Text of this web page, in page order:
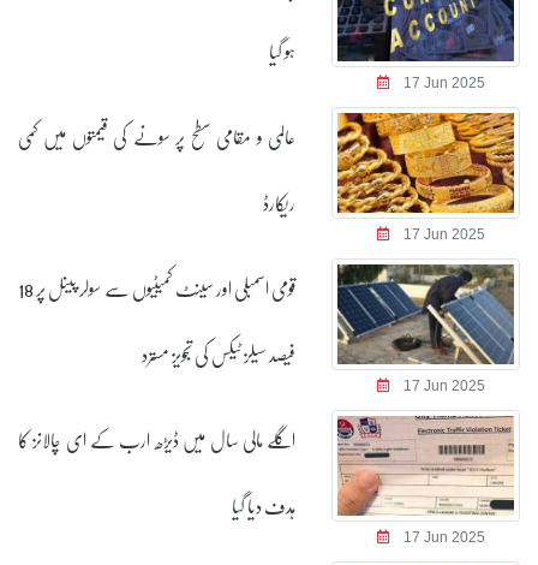
17 Jun 2025
ہو گیا
17 Jun 2025
عالمی و مقامی سطح پر سونے کی قیمتوں میں کمی
ریکارڈ
17 Jun 2025
قومی اسمبلی اور سینٹ کمیٹیوں سے سولر پینل پر 18
فیصد سیلز ٹیکس کی تجویز مسترد
17 Jun 2025
اگلے مالی سال میں ڈیڑھ ارب کے ای چالانز کا
ہدف دیا گیا